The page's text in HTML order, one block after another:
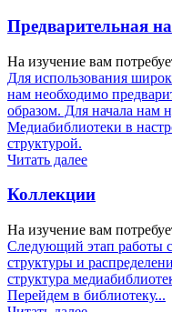
Предварительная
На изучение вам
Для использования
нам необходимо
образом. Для начала нам
Медиабиблиотеки в
структурой.
Читать далее
Коллекции
На изучение вам
Следующий этап работы
структуры и
структура
Перейдем в библиотеку...